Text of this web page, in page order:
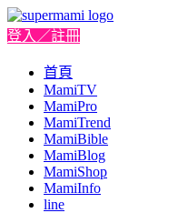
登入／註冊
首頁
MamiTV
MamiPro
MamiTrend
MamiBible
MamiBlog
MamiShop
MamiInfo
line